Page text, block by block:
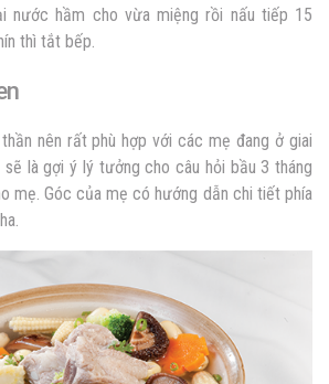
nước hầm cho vừa miệng rồi nấu tiếp 15
thì tắt bếp.
nên rất phù hợp với các mẹ đang ở giai
là gợi ý lý tưởng cho câu hỏi bầu 3 tháng
mẹ. Góc của mẹ có hướng dẫn chi tiết phía